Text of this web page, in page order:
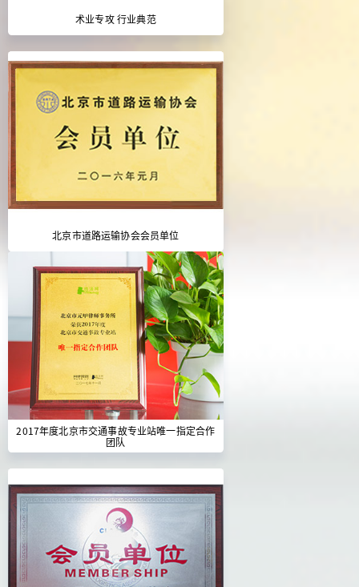
术业专攻 行业典范
北京市道路运输协会会员单位
2017年度北京市交通事故专业站唯一指定合作
团队